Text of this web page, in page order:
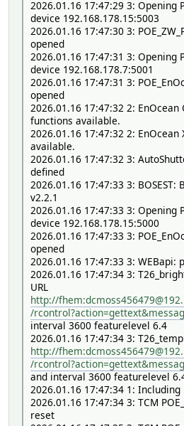
2026.01.16 17:47:29 3: Opening
device 192.168.178.15:5003
2026.01.16 17:47:30 3:
opened
2026.01.16 17:47:31 3: Opening
device 192.168.178.7:5001
2026.01.16 17:47:31 3:
opened
2026.01.16 17:47:32 2: EnOcean
functions available.
2026.01.16 17:47:32 2: EnOcean
available.
2026.01.16 17:47:32 3:
defined
2026.01.16 17:47:33 3: BOSEST:
v2.2.1
2026.01.16 17:47:33 3: Opening
device 192.168.178.15:5000
2026.01.16 17:47:33 3:
opened
2026.01.16 17:47:33 3: WEBapi:
2026.01.16 17:47:34 3:
URL
http://
/
interval 3600 featurelevel 6.4
2026.01.16 17:47:34 3:
http://
/
and interval 3600 featurelevel
2026.01.16 17:47:34 1:
2026.01.16 17:47:34 3: TCM
reset